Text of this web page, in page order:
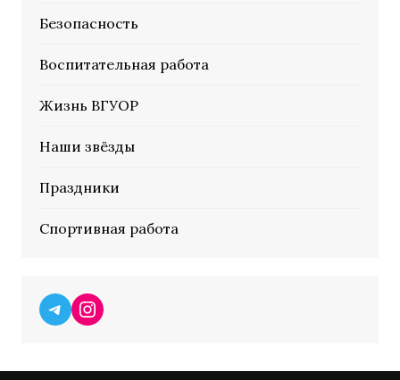
Безопасность
Воспитательная работа
Жизнь ВГУОР
Наши звёзды
Праздники
Спортивная работа
Telegram
Instagram